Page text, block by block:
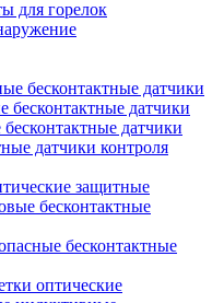
для горелок
бесконтактные датчики
бесконтактные датчики
датчики
датчики контроля
защитные
бесконтактные
бесконтактные
оптические